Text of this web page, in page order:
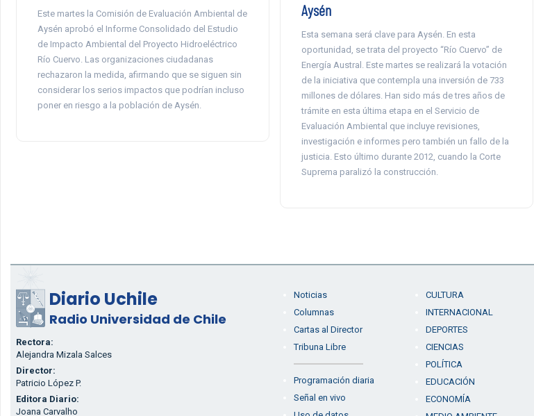
Este martes la Comisión de Evaluación Ambiental de
Aysén aprobó el Informe Consolidado del Estudio
de Impacto Ambiental del Proyecto Hidroeléctrico
Río Cuervo. Las organizaciones ciudadanas
rechazaron la medida, afirmando que se siguen sin
considerar los serios impactos que podrían incluso
poner en riesgo a la población de Aysén.
Aysén
Esta semana será clave para Aysén. En esta
oportunidad, se trata del proyecto “Río Cuervo” de
Energía Austral. Este martes se realizará la votación
de la iniciativa que contempla una inversión de 733
millones de dólares. Han sido más de tres años de
trámite en esta última etapa en el Servicio de
Evaluación Ambiental que incluye revisiones,
investigación e informes pero también un fallo de la
justicia. Esto último durante 2012, cuando la Corte
Suprema paralizó la construcción.
Diario Uchile
Radio Universidad de Chile
Rectora:
Alejandra Mizala Salces
Director:
Patricio López P.
Editora Diario:
Joana Carvalho
Noticias
Columnas
Cartas al Director
Tribuna Libre
Programación diaria
Señal en vivo
CULTURA
INTERNACIONAL
DEPORTES
CIENCIAS
POLÍTICA
EDUCACIÓN
ECONOMÍA